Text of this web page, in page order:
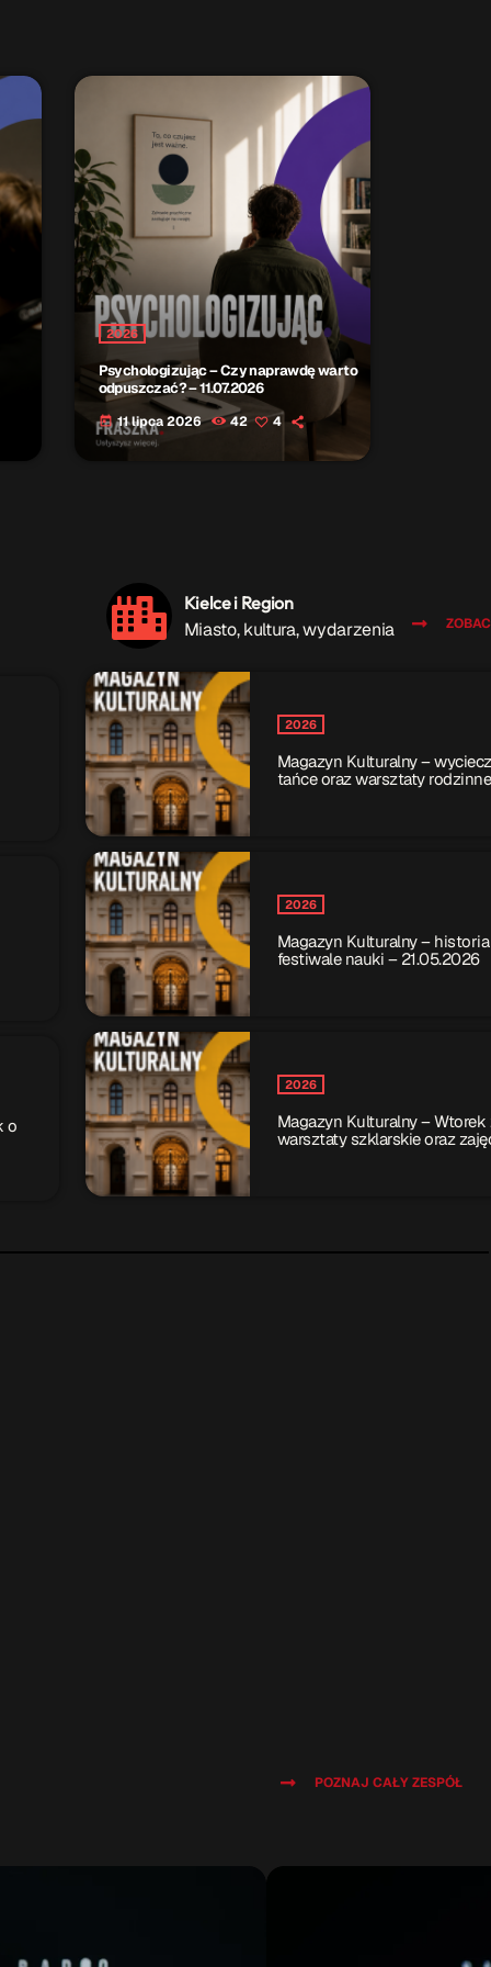
2026
Psychologizując – Czy naprawdę warto
odpuszczać? – 11.07.2026
today 11 lipca 2026 42 4
POZNAJ CAŁY ZESPÓŁ
o
2026
Magazyn Kulturalny –
tańce oraz warsztaty
2026
Magazyn Kulturalny –
festiwale nauki – 21.05.2026
2026
Magazyn Kulturalny – Wtorek
warsztaty szklarskie oraz
Kielce i Region
Miasto, kultura, wydarzenia